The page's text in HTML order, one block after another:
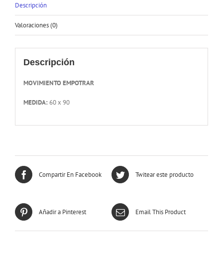
Descripción
Valoraciones (0)
Descripción
MOVIMIENTO EMPOTRAR
MEDIDA: 60 x 90
Compartir En Facebook Twitear este producto
Añadir a Pinterest Email This Product